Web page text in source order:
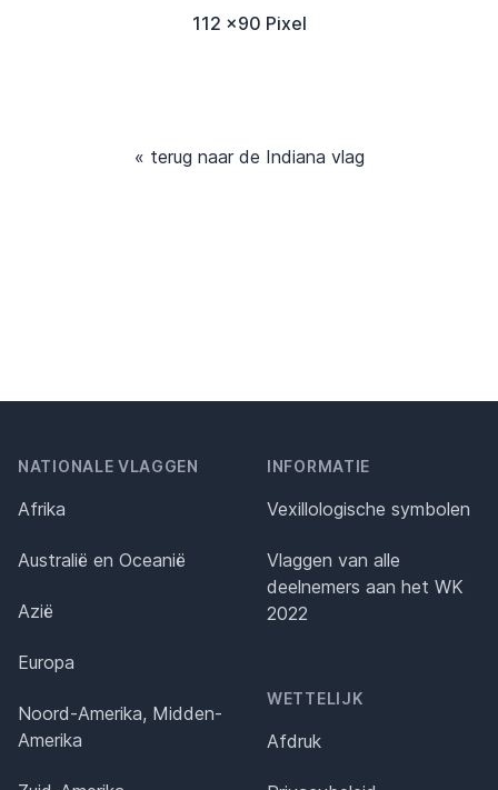
112 x90 Pixel
« terug naar de Indiana vlag
NATIONALE VLAGGEN
Afrika
Australië en Oceanië
Azië
Europa
Noord-Amerika, Midden-
Amerika
INFORMATIE
Vexillologische symbolen
Vlaggen van alle
deelnemers aan het WK
2022
WETTELIJK
Afdruk